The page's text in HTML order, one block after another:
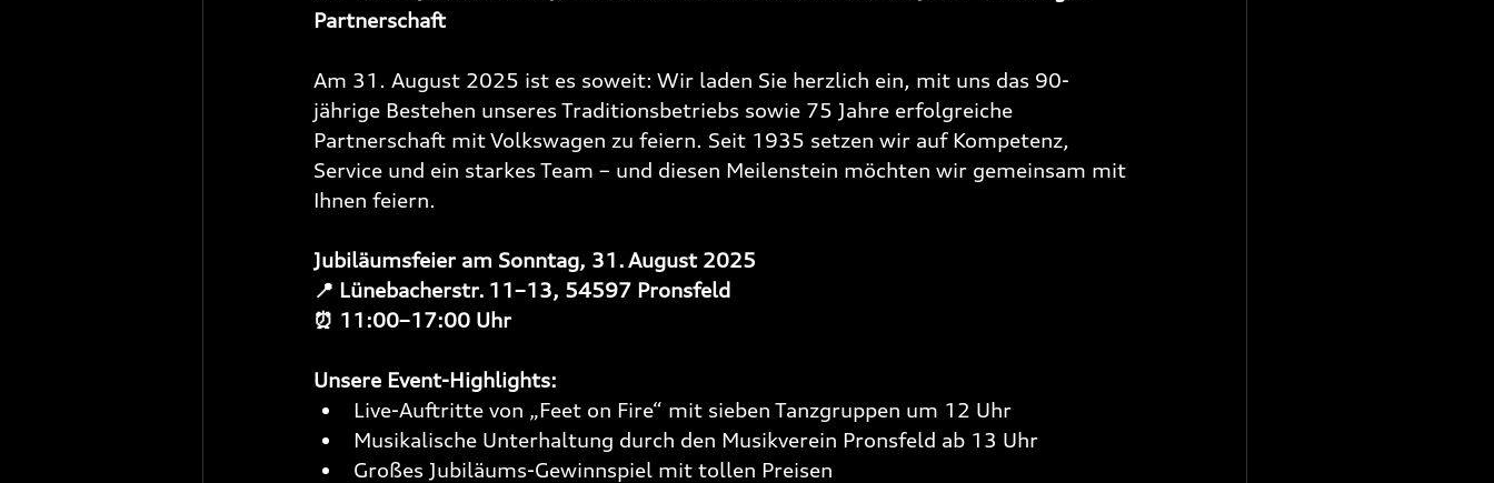
Partnerschaft
Am 31. August 2025 ist es soweit: Wir laden Sie herzlich ein, mit uns das 90-
jährige Bestehen unseres Traditionsbetriebs sowie 75 Jahre erfolgreiche
Partnerschaft mit Volkswagen zu feiern. Seit 1935 setzen wir auf Kompetenz,
Service und ein starkes Team – und diesen Meilenstein möchten wir gemeinsam mit
Ihnen feiern.
Jubiläumsfeier am Sonntag, 31. August 2025
📍 Lünebacherstr. 11–13, 54597 Pronsfeld
⏰ 11:00–17:00 Uhr
Unsere Event-Highlights:
Live-Auftritte von „Feet on Fire“ mit sieben Tanzgruppen um 12 Uhr
Musikalische Unterhaltung durch den Musikverein Pronsfeld ab 13 Uhr
Großes Jubiläums-Gewinnspiel mit tollen Preisen